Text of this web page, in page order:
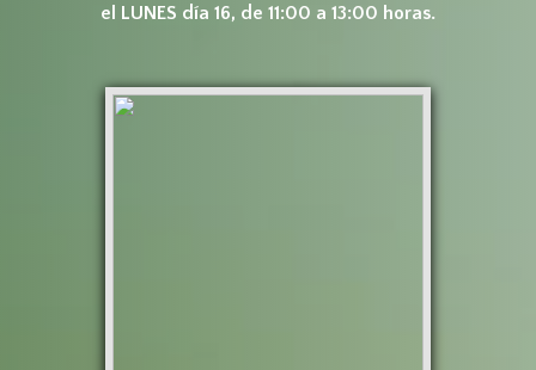
el LUNES día 16, de 11:00 a 13:00 horas.